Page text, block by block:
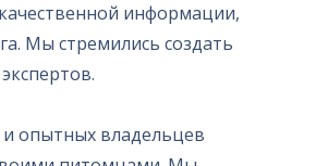
информации,
Мы стремились создать
опытных владельцев